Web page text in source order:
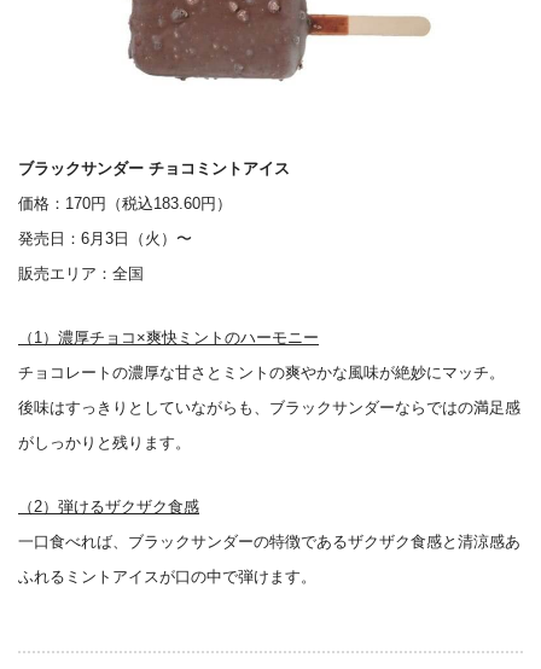
ブラックサンダー チョコミントアイス
価格：170円（税込183.60円）
発売日：6月3日（火）〜
販売エリア：全国
（1）濃厚チョコ×爽快ミントのハーモニー
チョコレートの濃厚な甘さとミントの爽やかな風味が絶妙にマッチ。
後味はすっきりとしていながらも、ブラックサンダーならではの満足感
がしっかりと残ります。
（2）弾けるザクザク食感
一口食べれば、ブラックサンダーの特徴であるザクザク食感と清涼感あ
ふれるミントアイスが口の中で弾けます。